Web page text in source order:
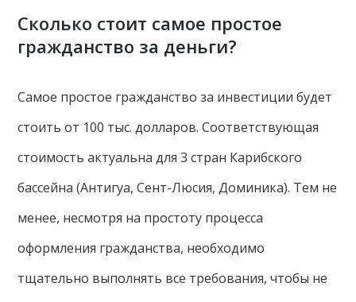
Сколько стоит самое простое
гражданство за деньги?
Самое простое гражданство за инвестиции будет
стоить от 100 тыс. долларов. Соответствующая
стоимость актуальна для 3 стран Карибского
бассейна (Антигуа, Сент-Люсия, Доминика). Тем не
менее, несмотря на простоту процесса
оформления гражданства, необходимо
тщательно выполнять все требования, чтобы не